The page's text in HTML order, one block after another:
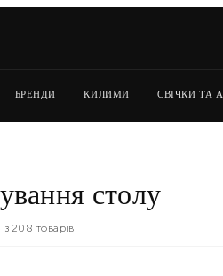
БРЕНДИ КИЛИМИ СВІЧКИ ТА
столу
з 208 товарів